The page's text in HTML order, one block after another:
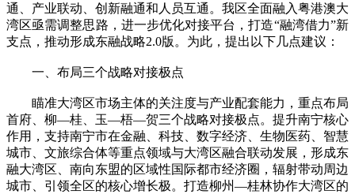
通、产业联动、创新融通和人员互通。我区全面融入粤港澳大
湾区亟需调整思路，进一步优化对接平台，打造“融湾借力”新
支点，推动形成东融战略2.0版。为此，提出以下几点建议：
一、布局三个战略对接极点
瞄准大湾区市场主体的关注度与产业配套能力，重点布局
首府、柳—桂、玉—梧—贺三个战略对接极点。提升南宁核心
作用，支持南宁市在金融、科技、数字经济、生物医药、智慧
城市、文旅综合体等重点领域与大湾区融合联动发展，形成东
融大湾区、南向东盟的区域性国际都市经济圈，辐射带动周边
城市、引领全区的核心增长极。打造柳州—桂林协作大湾区的